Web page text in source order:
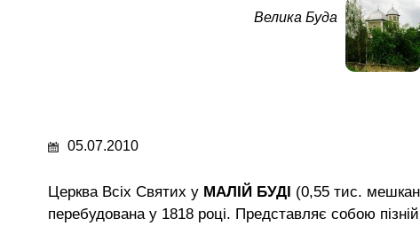
Велика Буда
05.07.2010
Церква Всіх Святих у МАЛІЙ БУДІ (0,55 тис.
перебудована у 1818 році. Представляє собою